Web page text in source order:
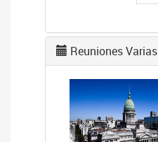
Reuniones Varias